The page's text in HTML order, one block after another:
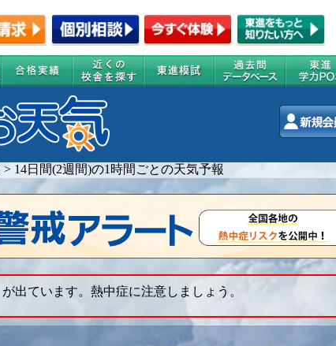
> 14日間(2週間)の1時間ごとの天気予報
出ています。熱中症に注意しましょう。